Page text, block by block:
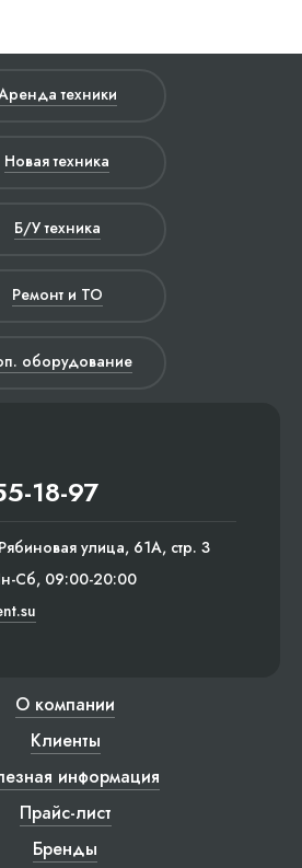
техники
Новая техника
Б/У техника
Ремонт и ТО
оборудование
18-97
улица, 61А, стр. 3
Сб, 09:00-20:00
О компании
Клиенты
информация
Прайс-лист
Бренды